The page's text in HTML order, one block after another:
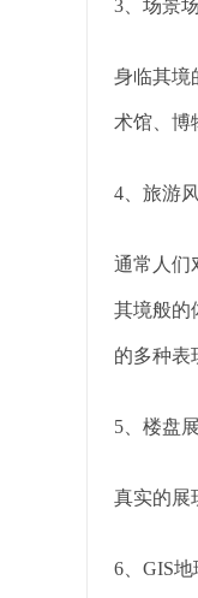
3、场景
身临其境
术馆、博
4、旅游
通常人们
其境般的
的多种表
5、楼盘
真实的展
6、GIS